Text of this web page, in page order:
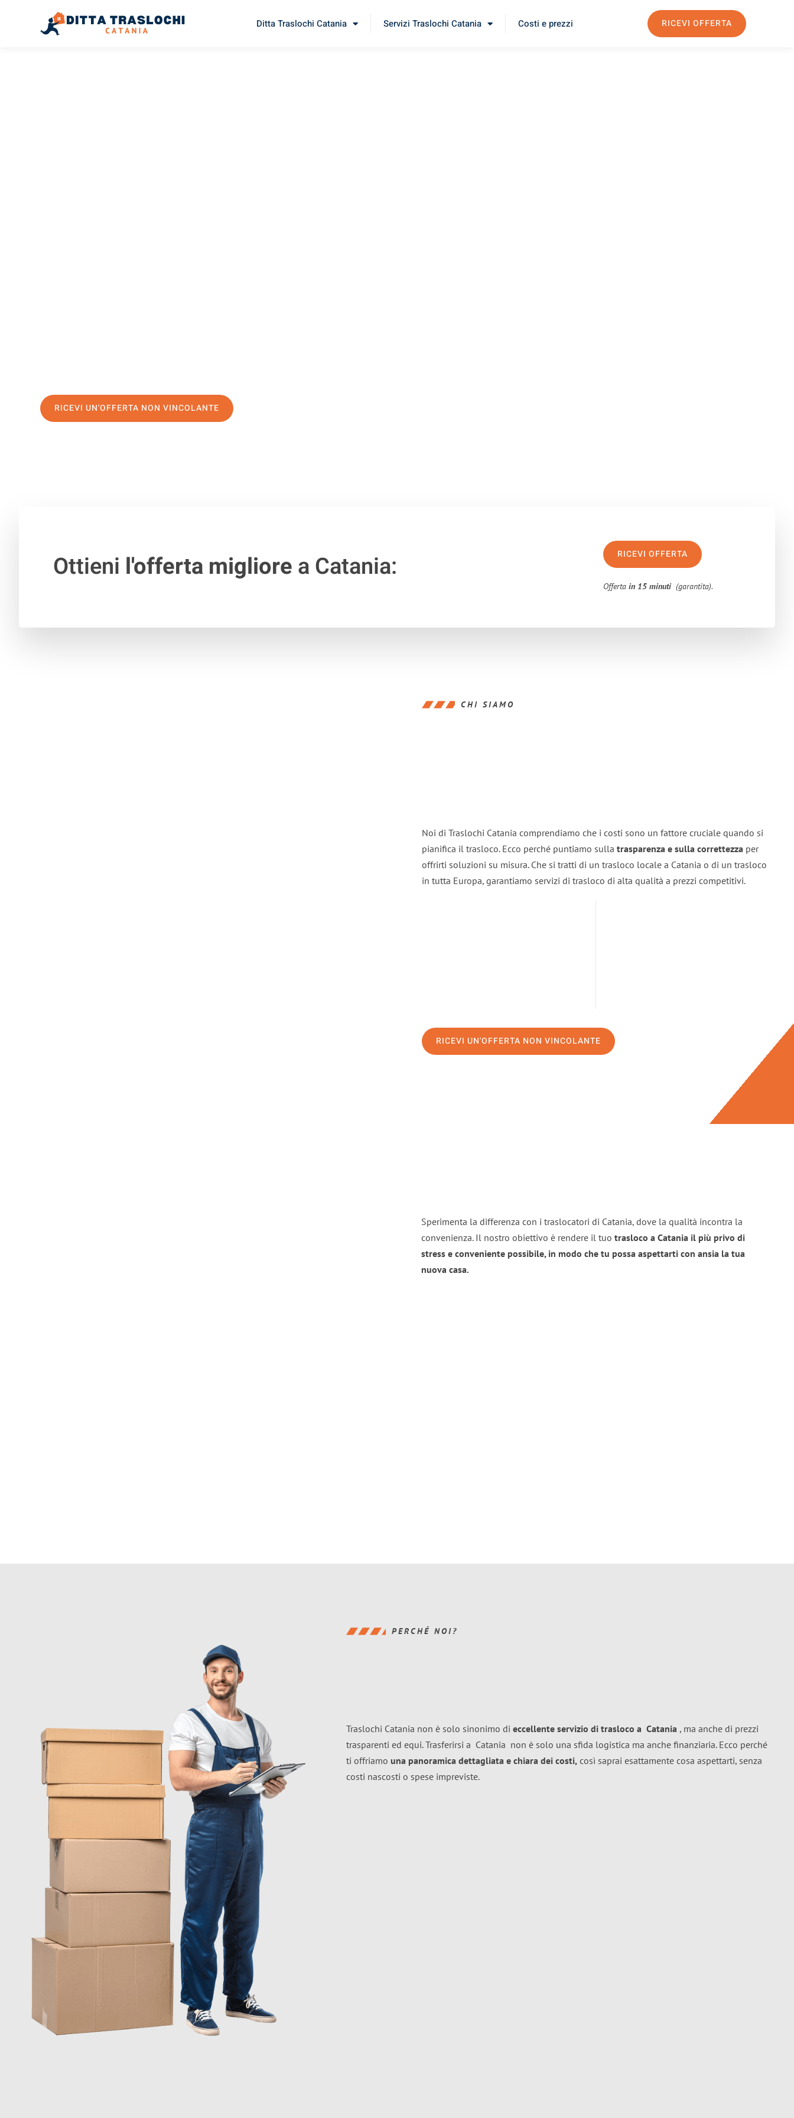
Ditta Traslochi Catania Servizi Traslochi Catania Costi e prezzi RICEVI OFFERTA
RICEVI UN'OFFERTA NON VINCOLANTE
Ottieni l'offerta migliorea Catania: RICEVI OFFERTA
Offertain 15 minuti (garantita).
CHI SIAMO
Noi di Traslochi Catania comprendiamo che i costi sono un fattore cruciale quando si
pianifica il trasloco. Ecco perché puntiamo sulla trasparenza e sulla correttezza per
offrirti soluzioni su misura. Che si tratti di un trasloco locale a Catania o di un trasloco
in tutta Europa, garantiamo servizi di trasloco di alta qualità a prezzi competitivi.
RICEVI UN'OFFERTA NON VINCOLANTE
Sperimenta la differenza con i traslocatori di Catania, dove la qualità incontra la
convenienza. Il nostro obiettivo è rendere il tuo trasloco a Catania il più privo di
stress e conveniente possibile, in modo che tu possa aspettarti con ansia la tua
nuova casa.
PERCHÉ NOI?
Traslochi Catania non è solo sinonimo di eccellente servizio di trasloco a Catania , ma anche di prezzi
trasparenti ed equi. Trasferirsi a Catania non è solo una sfida logistica ma anche finanziaria. Ecco perché
ti offriamo una panoramica dettagliata e chiara dei costi, così saprai esattamente cosa aspettarti, senza
costi nascosti o spese impreviste.